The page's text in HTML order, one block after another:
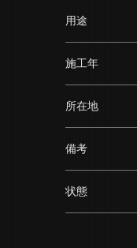
用途
施工年
所在地
備考
状態